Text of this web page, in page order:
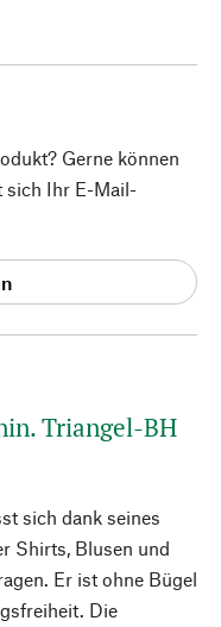
Triangel-BH
sich dank seines
Shirts, Blusen und
Er ist ohne Bügel
Die
Gerne können
sich Ihr E-Mail-